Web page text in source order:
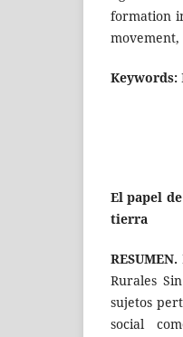
formation
movement,
Keywords:
El papel
tierra
RESUMEN.
Rurales
sujetos
social